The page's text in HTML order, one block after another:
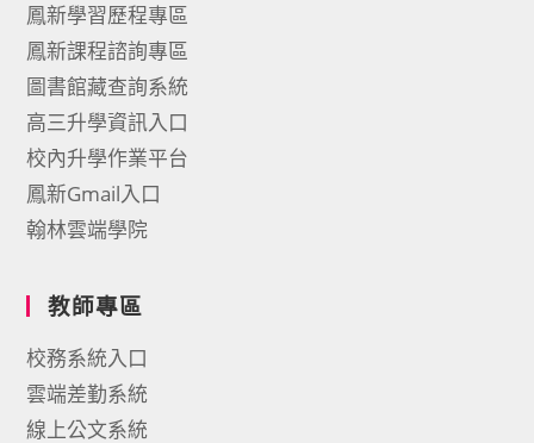
鳳新學習歷程專區
鳳新課程諮詢專區
圖書館藏查詢系統
高三升學資訊入口
校內升學作業平台
鳳新Gmail入口
翰林雲端學院
教師專區
校務系統入口
雲端差勤系統
線上公文系統